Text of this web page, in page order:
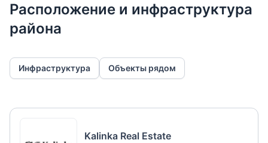
Расположение и инфраструктура
района
Инфраструктура Объекты рядом
Kalinka Real Estate